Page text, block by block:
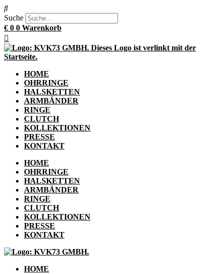
Suche
€ 0 0 Warenkorb
HOME
OHRRINGE
HALSKETTEN
ARMBÄNDER
RINGE
CLUTCH
KOLLEKTIONEN
PRESSE
KONTAKT
HOME
OHRRINGE
HALSKETTEN
ARMBÄNDER
RINGE
CLUTCH
KOLLEKTIONEN
PRESSE
KONTAKT
HOME